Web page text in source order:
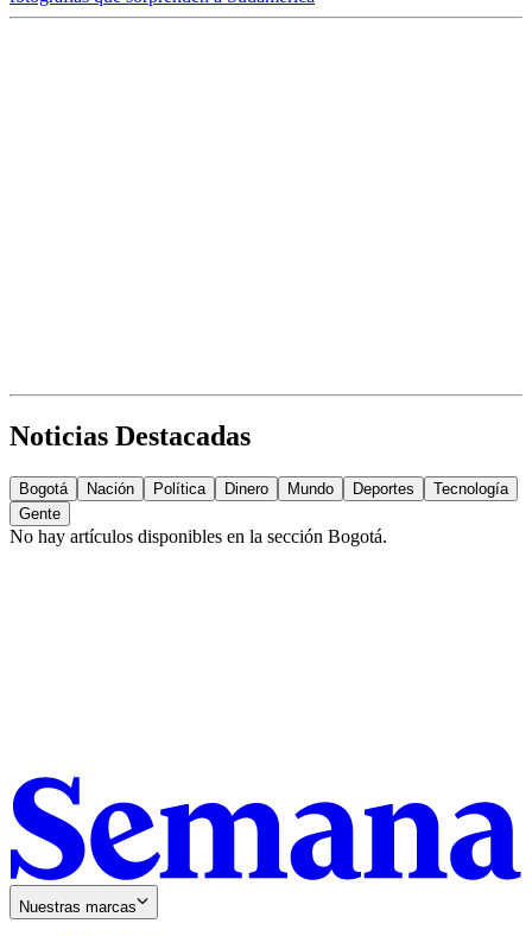
Noticias Destacadas
Bogotá Nación Política Dinero Mundo Deportes
Tecnología
Gente
No hay artículos disponibles en la sección Bogotá.
Nuestras marcas